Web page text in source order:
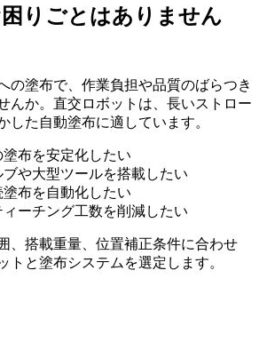
りごとはありません
の塗布で、作業負担や品質のばらつき
んか。直交ロボットは、長いストロー
した自動塗布に適しています。
布を安定化したい
や大型ツールを搭載したい
布を自動化したい
ーチング工数を削減したい
、搭載重量、位置補正条件に合わせ
トと塗布システムを選定します。